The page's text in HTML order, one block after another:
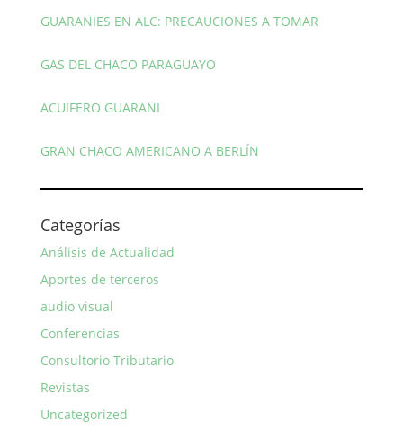
GUARANIES EN ALC: PRECAUCIONES A TOMAR
GAS DEL CHACO PARAGUAYO
ACUIFERO GUARANI
GRAN CHACO AMERICANO A BERLÍN
Categorías
Análisis de Actualidad
Aportes de terceros
audio visual
Conferencias
Consultorio Tributario
Revistas
Uncategorized